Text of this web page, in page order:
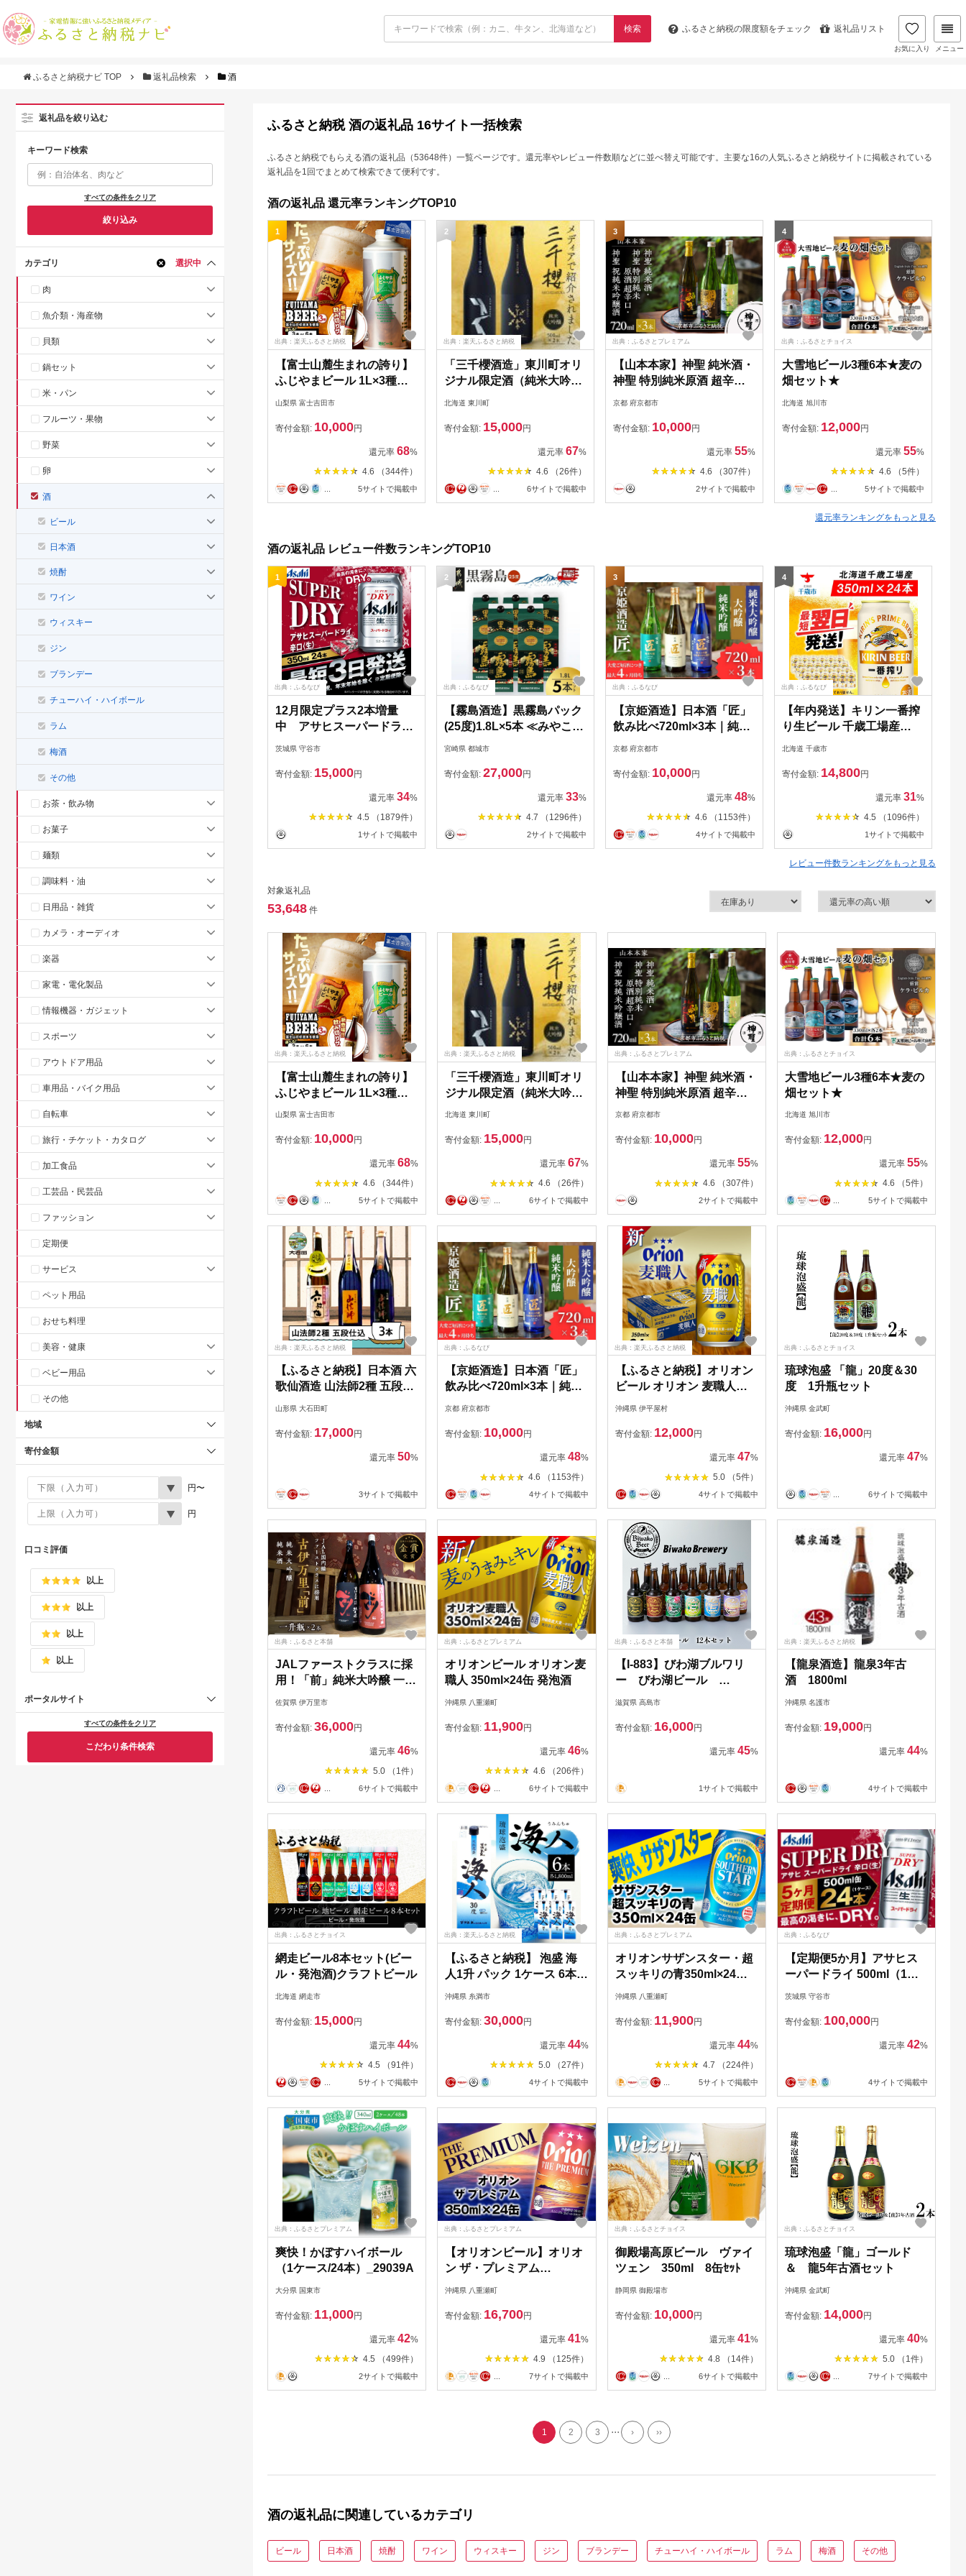
検索 ふるさと納税の限度額をチェック 返礼品リスト
お気に入り メニュー
ふるさと納税ナビ TOP 返礼品検索 酒
返礼品を絞り込む
キーワード検索
すべての条件をクリア
絞り込み
カテゴリ 選択中
肉
魚介類・海産物
貝類
鍋セット
米・パン
フルーツ・果物
野菜
卵
酒
ビール
日本酒
焼酎
ワイン
ウィスキー
ジン
ブランデー
チューハイ・ハイボール
ラム
梅酒
その他
お茶・飲み物
お菓子
麺類
調味料・油
日用品・雑貨
カメラ・オーディオ
楽器
家電・電化製品
情報機器・ガジェット
スポーツ
アウトドア用品
車用品・バイク用品
自転車
旅行・チケット・カタログ
加工食品
工芸品・民芸品
ファッション
定期便
サービス
ペット用品
おせち料理
美容・健康
ベビー用品
その他
地域
寄付金額
円〜
円
口コミ評価
以上
以上
以上
以上
ポータルサイト
すべての条件をクリア
こだわり条件検索
ふるさと納税 酒の返礼品 16サイト一括検索
ふるさと納税でもらえる酒の返礼品（53648件）一覧ページです。還元率やレビュー件数順などに並べ替え可能です。主要な16の人気ふるさと納税サイトに掲載されている
返礼品を1回でまとめて検索できて便利です。
酒の返礼品 還元率ランキングTOP10
1
出典：楽天ふるさと納税
【富士山麓生まれの誇り】
ふじやまビール 1L×3種セ
ット
山梨県 富士吉田市
寄付金額: 10,000円
還元率 68%
4.6 （344件）
5サイトで掲載中
2
出典：楽天ふるさと納税
「三千櫻酒造」東川町オリ
ジナル限定酒（純米大吟
醸）2種飲み比べセット
北海道 東川町
寄付金額: 15,000円
還元率 67%
4.6 （26件）
6サイトで掲載中
3
出典：ふるさとプレミアム
【山本本家】神聖 純米酒・
神聖 特別純米原酒 超辛
口・神聖 祝純米吟醸酒
京都 府京都市
寄付金額: 10,000円
還元率 55%
4.6 （307件）
2サイトで掲載中
4
出典：ふるさとチョイス
大雪地ビール3種6本★麦の
畑セット★
北海道 旭川市
寄付金額: 12,000円
還元率 55%
4.6 （5件）
5サイトで掲載中
還元率ランキングをもっと見る
酒の返礼品 レビュー件数ランキングTOP10
1
出典：ふるなび
12月限定プラス2本増量
中 アサヒスーパードライ
茨城県 守谷市
寄付金額: 15,000円
還元率 34%
4.5 （1879件）
1サイトで掲載中
2
出典：ふるなび
【霧島酒造】黒霧島パック
(25度)1.8L×5本 ≪みやこん
じょ特急便≫ - くろきりし
霧島 25度 1.8L×5本 お湯割
り/水割り/ロック/ストレー
ト 本格焼酎 定番焼酎 AD-
宮崎県 都城市
寄付金額: 27,000円
還元率 33%
4.7 （1296件）
2サイトで掲載中
3
出典：ふるなび
【京姫酒造】日本酒「匠」
飲み比べ720ml×3本｜純米
大吟醸 大吟醸 純米吟醸 の3
人気 高評価レビュー多数
京都 府京都市
寄付金額: 10,000円
還元率 48%
4.6 （1153件）
4サイトで掲載中
4
出典：ふるなび
【年内発送】キリン一番搾
り生ビール 千歳工場産
350ml（24本）
北海道 千歳市
寄付金額: 14,800円
還元率 31%
4.5 （1096件）
1サイトで掲載中
レビュー件数ランキングをもっと見る
対象返礼品
53,648 件
出典：楽天ふるさと納税
【富士山麓生まれの誇り】
ふじやまビール 1L×3種セ
ット
山梨県 富士吉田市
寄付金額: 10,000円
還元率68%
4.6 （344件）
5サイトで掲載中
出典：楽天ふるさと納税
「三千櫻酒造」東川町オリ
ジナル限定酒（純米大吟
醸）2種飲み比べセット
北海道 東川町
寄付金額: 15,000円
還元率 67%
4.6 （26件）
6サイトで掲載中
出典：ふるさとプレミアム
【山本本家】神聖 純米酒・
神聖 特別純米原酒 超辛
口・神聖 祝純米吟醸酒
京都 府京都市
寄付金額: 10,000円
還元率 55%
4.6 （307件）
2サイトで掲載中
出典：ふるさとチョイス
大雪地ビール3種6本★麦の
畑セット★
北海道 旭川市
寄付金額: 12,000円
還元率 55%
4.6 （5件）
5サイトで掲載中
出典：楽天ふるさと納税
【ふるさと納税】日本酒 六
歌仙酒造 山法師2種 五段仕
込 六歌仙 各720ml 3本セッ
東北 飲み比べ 送料無料 ik-
山形県 大石田町
寄付金額: 17,000円
還元率50%
3サイトで掲載中
出典：ふるなび
【京姫酒造】日本酒「匠」
飲み比べ720ml×3本｜純米
大吟醸 大吟醸 純米吟醸 の3
人気 高評価レビュー多数
京都 府京都市
寄付金額: 10,000円
還元率 48%
4.6 （1153件）
4サイトで掲載中
出典：楽天ふるさと納税
【ふるさと納税】オリオン
ビール オリオン 麦職人
(350ml×24本)【1521194】
沖縄県 伊平屋村
寄付金額: 12,000円
還元率 47%
5.0 （5件）
4サイトで掲載中
出典：ふるさとチョイス
琉球泡盛 「龍」20度＆30
度 1升瓶セット
沖縄県 金武町
寄付金額: 16,000円
還元率 47%
6サイトで掲載中
出典：ふるさと本舗
JALファーストクラスに採
用！「前」純米大吟醸 一升
瓶セット 019-D208
佐賀県 伊万里市
寄付金額: 36,000円
還元率46%
5.0 （1件）
6サイトで掲載中
出典：ふるさとプレミアム
オリオンビール オリオン麦
職人 350ml×24缶 発泡酒
沖縄県 八重瀬町
寄付金額: 11,900円
還元率 46%
4.6 （206件）
6サイトで掲載中
出典：ふるさと本舗
【I-883】びわ湖ブルワリ
ー びわ湖ビール
330ml12本【高島屋選定
滋賀県 高島市
寄付金額: 16,000円
還元率 45%
1サイトで掲載中
出典：楽天ふるさと納税
【龍泉酒造】龍泉3年古
酒 1800ml
沖縄県 名護市
寄付金額: 19,000円
還元率 44%
4サイトで掲載中
出典：ふるさとチョイス
網走ビール8本セット(ビー
ル・発泡酒)クラフトビール
北海道 網走市
寄付金額: 15,000円
還元率44%
4.5 （91件）
5サイトで掲載中
出典：楽天ふるさと納税
【ふるさと納税】 泡盛 海
人1升 パック 1ケース 6本
まさひろ酒造 あわもり 沖
升 1800ml パック 沖縄泡盛
お酒 30度 うみんちゅ 沖縄
銘柄 沖縄名産 まとめ買い
家飲み 宅飲み 酒 焼酎 スピ
リッツ ストレート 水割り
ソーダ割 糸満 30,000円 3万
沖縄県 糸満市
寄付金額:30,000円
還元率 44%
5.0 （27件）
4サイトで掲載中
出典：ふるさとプレミアム
オリオンサザンスター・超
スッキリの青350ml×24缶 -
発泡酒 スッキリ 爽快 飲み
産米 使用 おすすめ ゴクゴ
ク 飲める キレ 喉ごし オリ
オンビール 1ケース ２４本
沖縄県 八重瀬町【価格改定
YB】
沖縄県 八重瀬町
寄付金額: 11,900円
還元率 44%
4.7 （224件）
5サイトで掲載中
出典：ふるなび
【定期便5か月】アサヒス
ーパードライ 500ml（1ケ
ース） | ビール お酒 酒 ア
ードライ 究極の辛口
500ml×24本 24缶 1箱 定期
便 定期 茨城県 守谷市
茨城県 守谷市
寄付金額: 100,000円
還元率 42%
4サイトで掲載中
出典：ふるさとプレミアム
爽快！かぼすハイボール
（1ケース/24本）_29039A
大分県 国東市
寄付金額: 11,000円
還元率42%
4.5 （499件）
2サイトで掲載中
出典：ふるさとプレミアム
【オリオンビール】オリオ
ン ザ・プレミアム
【350ml×24缶】-ビール 1
ース 沖縄のプレミアム 華
やか フルーティー 香り 新
しい味わい おすすめ 沖縄
県 八重瀬町【価格改定
YF】
沖縄県 八重瀬町
寄付金額: 16,700円
還元率 41%
4.9 （125件）
7サイトで掲載中
出典：ふるさとチョイス
御殿場高原ビール ヴァイ
ツェン 350ml 8缶ｾｯﾄ
静岡県 御殿場市
寄付金額: 10,000円
還元率 41%
4.8 （14件）
6サイトで掲載中
出典：ふるさとチョイス
琉球泡盛「龍」ゴールド
＆ 龍5年古酒セット
沖縄県 金武町
寄付金額: 14,000円
還元率 40%
5.0 （1件）
7サイトで掲載中
1 2 3 ... › ››
酒の返礼品に関連しているカテゴリ
ビール 日本酒 焼酎 ワイン ウィスキー ジン ブランデー チューハイ・ハイボール ラム 梅酒 その他